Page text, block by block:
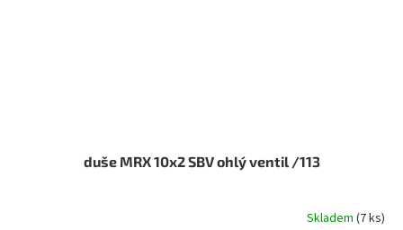
duše MRX 10x2 SBV ohlý ventil /113
Skladem(7 ks)